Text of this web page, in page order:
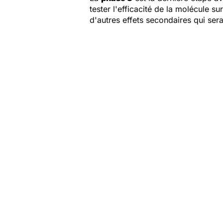
tester l'efficacité de la molécule
d'autres effets secondaires qui